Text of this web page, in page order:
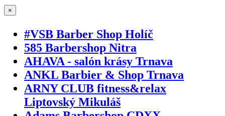
×
#VSB Barber Shop Holíč
585 Barbershop Nitra
AHAVA - salón krásy Trnava
ANKL Barbier & Shop Trnava
ARNY CLUB fitness&relax
Liptovský Mikuláš